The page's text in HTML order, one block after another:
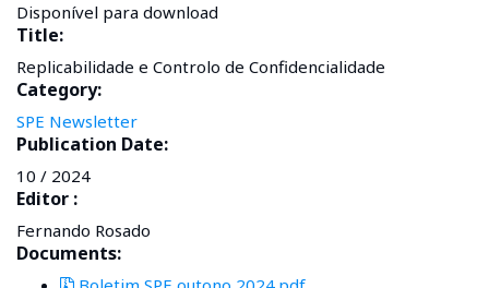
Disponível para download
Title:
Replicabilidade e Controlo de Confidencialidade
Category:
SPE Newsletter
Publication Date:
10 / 2024
Editor :
Fernando Rosado
Documents: